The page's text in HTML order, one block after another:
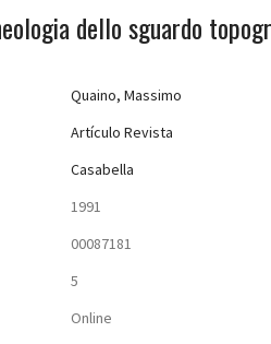
dello sguardo
Quaino, Massimo
Artículo Revista
Casabella
1991
00087181
5
Online